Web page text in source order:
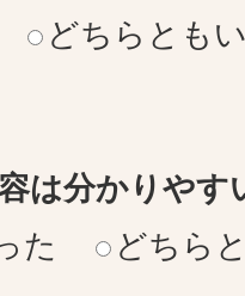
どちらとも
は分かりやす
た
どちら